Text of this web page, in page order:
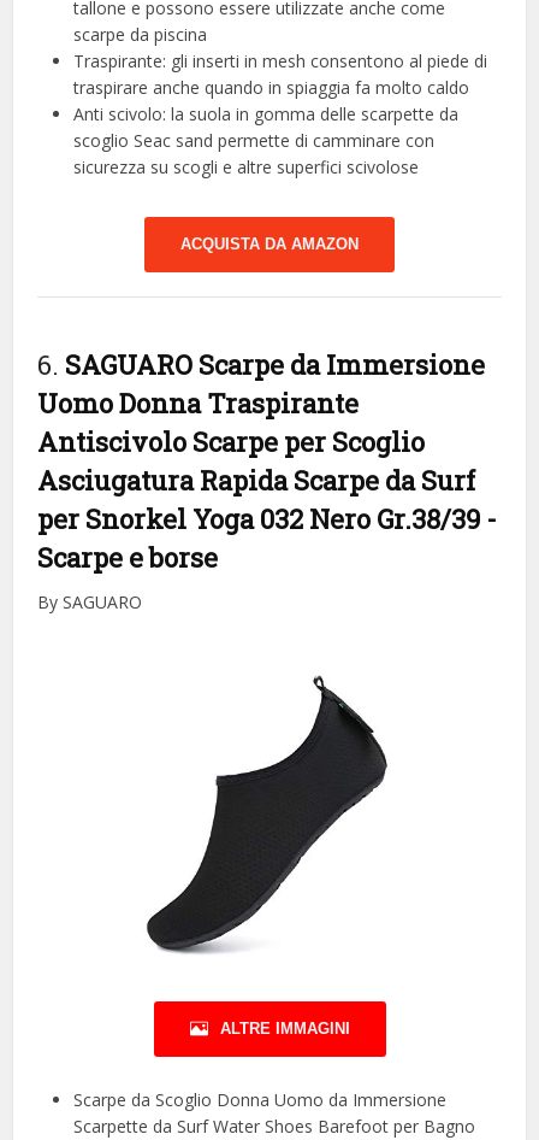
tallone e possono essere utilizzate anche come
scarpe da piscina
Traspirante: gli inserti in mesh consentono al piede di
traspirare anche quando in spiaggia fa molto caldo
Anti scivolo: la suola in gomma delle scarpette da
scoglio Seac sand permette di camminare con
sicurezza su scogli e altre superfici scivolose
ACQUISTA DA AMAZON
6. SAGUARO Scarpe da Immersione
Uomo Donna Traspirante
Antiscivolo Scarpe per Scoglio
Asciugatura Rapida Scarpe da Surf
per Snorkel Yoga 032 Nero Gr.38/39 -
Scarpe e borse
By SAGUARO
ALTRE IMMAGINI
Scarpe da Scoglio Donna Uomo da Immersione
Scarpette da Surf Water Shoes Barefoot per Bagno